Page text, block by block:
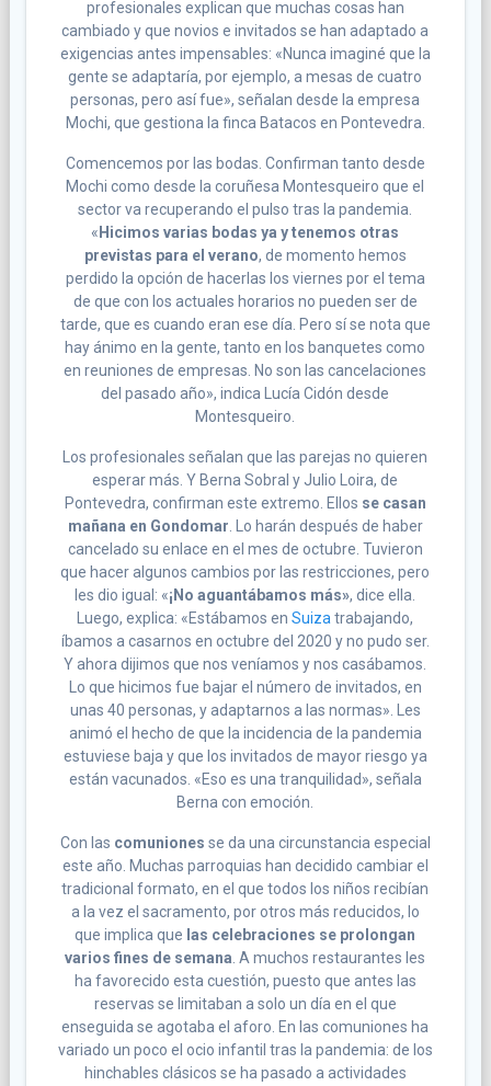
profesionales explican que muchas cosas han
cambiado y que novios e invitados se han adaptado a
exigencias antes impensables: «Nunca imaginé que la
gente se adaptaría, por ejemplo, a mesas de cuatro
personas, pero así fue», señalan desde la empresa
Mochi, que gestiona la finca Batacos en Pontevedra.
Comencemos por las bodas. Confirman tanto desde
Mochi como desde la coruñesa Montesqueiro que el
sector va recuperando el pulso tras la pandemia.
« Hicimos varias bodas ya y tenemos otras
previstas para el verano, de momento hemos
perdido la opción de hacerlas los viernes por el tema
de que con los actuales horarios no pueden ser de
tarde, que es cuando eran ese día. Pero sí se nota que
hay ánimo en la gente, tanto en los banquetes como
en reuniones de empresas. No son las cancelaciones
del pasado año», indica Lucía Cidón desde
Montesqueiro.
Los profesionales señalan que las parejas no quieren
esperar más. Y Berna Sobral y Julio Loira, de
Pontevedra, confirman este extremo. Ellos se casan
mañana en Gondomar . Lo harán después de haber
cancelado su enlace en el mes de octubre. Tuvieron
que hacer algunos cambios por las restricciones, pero
les dio igual: «¡No aguantábamos más», dice ella.
Luego, explica: «Estábamos enSuiza trabajando,
íbamos a casarnos en octubre del 2020 y no pudo ser.
Y ahora dijimos que nos veníamos y nos casábamos.
Lo que hicimos fue bajar el número de invitados, en
unas 40 personas, y adaptarnos a las normas». Les
animó el hecho de que la incidencia de la pandemia
estuviese baja y que los invitados de mayor riesgo ya
están vacunados. «Eso es una tranquilidad», señala
Berna con emoción.
Con las comuniones se da una circunstancia especial
este año. Muchas parroquias han decidido cambiar el
tradicional formato, en el que todos los niños recibían
a la vez el sacramento, por otros más reducidos, lo
que implica que las celebraciones se prolongan
varios fines de semana . A muchos restaurantes les
ha favorecido esta cuestión, puesto que antes las
reservas se limitaban a solo un día en el que
enseguida se agotaba el aforo. En las comuniones ha
variado un poco el ocio infantil tras la pandemia: de los
hinchables clásicos se ha pasado a actividades